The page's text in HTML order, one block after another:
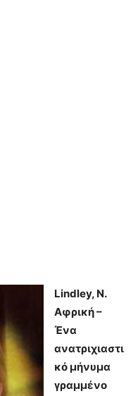
Lindley, Ν.
Αφρική –
Ένα
ανατριχιαστι
κό μήνυμα
γραμμένο